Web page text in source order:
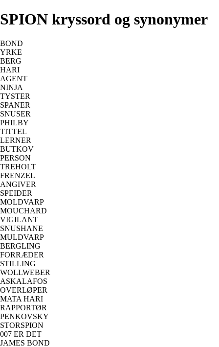
SPION kryssord og synonymer
BOND
YRKE
BERG
HARI
AGENT
NINJA
TYSTER
SPANER
SNUSER
PHILBY
TITTEL
LERNER
BUTKOV
PERSON
TREHOLT
FRENZEL
ANGIVER
SPEIDER
MOLDVARP
MOUCHARD
VIGILANT
SNUSHANE
MULDVARP
BERGLING
FORRÆDER
STILLING
WOLLWEBER
ASKALAFOS
OVERLØPER
MATA HARI
RAPPORTØR
PENKOVSKY
STORSPION
007 ER DET
JAMES BOND